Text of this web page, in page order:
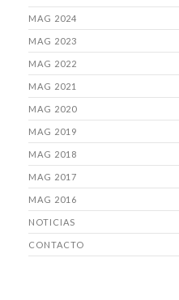
MAG 2024
MAG 2023
MAG 2022
MAG 2021
MAG 2020
MAG 2019
MAG 2018
MAG 2017
MAG 2016
NOTICIAS
CONTACTO